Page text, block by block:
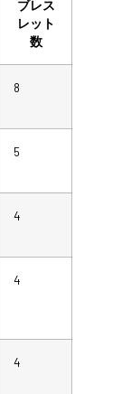
ブレス
レット
数
8
5
4
4
4